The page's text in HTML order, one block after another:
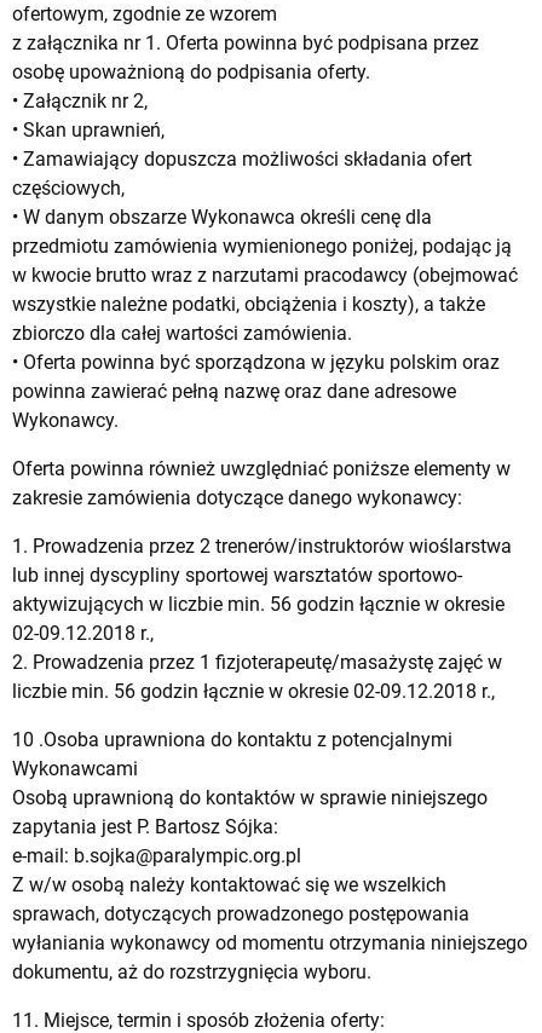
ofertowym, zgodnie ze wzorem
z załącznika nr 1. Oferta powinna być podpisana przez
osobę upoważnioną do podpisania oferty.
• Załącznik nr 2,
• Skan uprawnień,
• Zamawiający dopuszcza możliwości składania ofert
częściowych,
• W danym obszarze Wykonawca określi cenę dla
przedmiotu zamówienia wymienionego poniżej, podając ją
w kwocie brutto wraz z narzutami pracodawcy (obejmować
wszystkie należne podatki, obciążenia i koszty), a także
zbiorczo dla całej wartości zamówienia.
• Oferta powinna być sporządzona w języku polskim oraz
powinna zawierać pełną nazwę oraz dane adresowe
Wykonawcy.
Oferta powinna również uwzględniać poniższe elementy w
zakresie zamówienia dotyczące danego wykonawcy:
1. Prowadzenia przez 2 trenerów/instruktorów wioślarstwa
lub innej dyscypliny sportowej warsztatów sportowo-
aktywizujących w liczbie min. 56 godzin łącznie w okresie
02-09.12.2018 r.,
2. Prowadzenia przez 1 fizjoterapeutę/masażystę zajęć w
liczbie min. 56 godzin łącznie w okresie 02-09.12.2018 r.,
10 .Osoba uprawniona do kontaktu z potencjalnymi
Wykonawcami
Osobą uprawnioną do kontaktów w sprawie niniejszego
zapytania jest P. Bartosz Sójka:
e-mail: b.sojka@paralympic.org.pl
Z w/w osobą należy kontaktować się we wszelkich
sprawach, dotyczących prowadzonego postępowania
wyłaniania wykonawcy od momentu otrzymania niniejszego
dokumentu, aż do rozstrzygnięcia wyboru.
11. Miejsce, termin i sposób złożenia oferty: